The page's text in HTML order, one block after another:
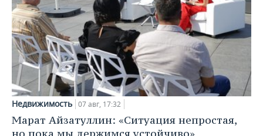
Недвижимость 07 авг, 17:32
Марат Айзатуллин: «Ситуация непростая,